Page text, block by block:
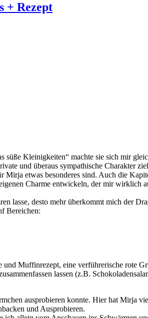
+ Rezept
Kleinigkeiten“ machte sie sich mir
und überaus sympathische Charakter
etwas besonderes sind. Auch die
Charme entwickeln, der mir wirklich
lasse, desto mehr überkommt mich der
Bereichen:
Muffinrezept, eine verführerische rote
lassen (z.B.
ausprobieren konnte. Hier hat Mirja
und Ausprobieren.